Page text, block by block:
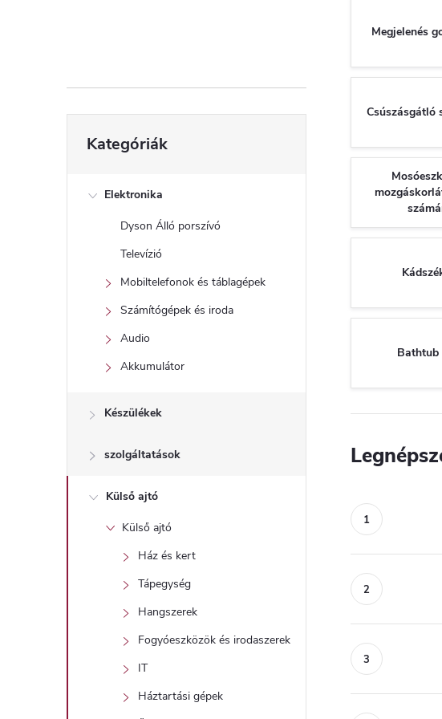
l
sátugrása
Kategóriák
Elektronika
Dyson Álló porszívó
Televízió
Mobiltelefonok és táblagépek
Számítógépek és iroda
Audio
Akkumulátor
Készülékek
szolgáltatások
Külső ajtó
Külső ajtó
Ház és kert
Tápegység
Hangszerek
Fogyóeszközök és irodaszerek
IT
Háztartási gépek
Megjelenés
Csúszásgátló